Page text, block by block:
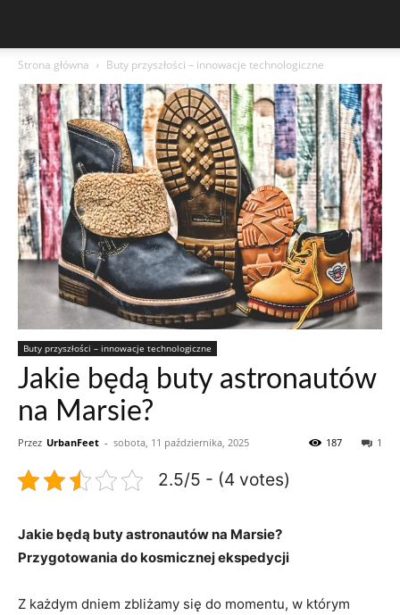
Strona główna Buty przyszłości – innowacje technologiczne
Buty przyszłości – innowacje technologiczne
Jakie będą buty astronautów
na Marsie?
Przez UrbanFeet - sobota, 11 października, 2025 1
187
2.5/5 - (4 votes)
Jakie będą buty astronautów na Marsie?
Przygotowania do kosmicznej ekspedycji
Z każdym dniem zbliżamy się do momentu, w którym